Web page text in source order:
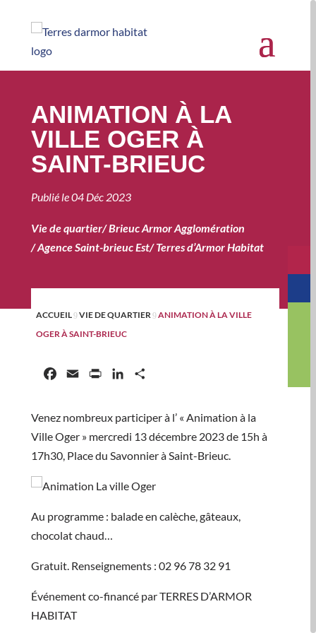
ANIMATION À LA
VILLE OGER À
SAINT-BRIEUC
Publié le04 Déc 2023
Vie de quartier/Brieuc Armor Agglomération
/Agence Saint-brieuc Est/Terres d’Armor Habitat
ACCUEIL9VIE DE QUARTIER9ANIMATION À LA VILLE
OGER À SAINT-BRIEUC
Facebook
Email Print LinkedIn
Venez nombreux participer à l’ « Animation à la
Ville Oger » mercredi 13 décembre 2023 de 15h à
17h30, Place du Savonnier à Saint-Brieuc.
Au programme : balade en calèche, gâteaux,
chocolat chaud…
Gratuit. Renseignements : 02 96 78 32 91
Événement co-financé par TERRES D’ARMOR
HABITAT